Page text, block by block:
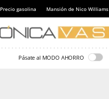
Precio gasolina Mansión de Nico Williams
Pásate al MODO AHORRO